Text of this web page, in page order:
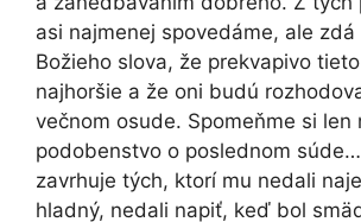
asi najmenej spovedáme, ale
Božieho slova, že prekvapivo
najhoršie a že oni budú
večnom osude. Spomeňme si len
podobenstvo o poslednom
zavrhuje tých, ktorí mu nedali
hladný, nedali napiť, keď bol